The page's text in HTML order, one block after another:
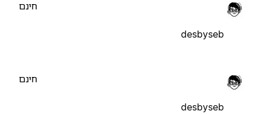
desbyseb
חינם
desbyseb
חינם